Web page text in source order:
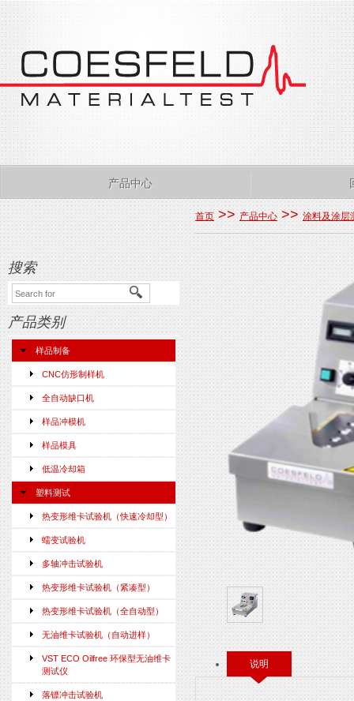
产品中心
搜索
产品类别
样品制备
CNC仿形制样机
全自动缺口机
样品冲模机
样品模具
低温冷却箱
塑料测试
热变形维卡试验机（快速冷却型）
蠕变试验机
多轴冲击试验机
热变形维卡试验机（紧凑型）
热变形维卡试验机（全自动型）
无油维卡试验机（自动进样）
VST ECO Oilfree 环保型无油维卡
测试仪
落镖冲击试验机
首页 >> 产品中心 >>涂料及涂层
说明